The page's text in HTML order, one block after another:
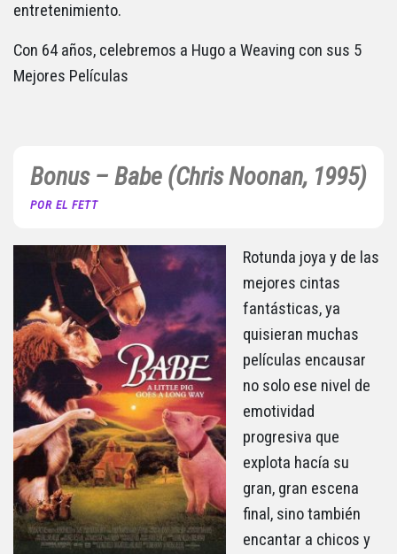
entretenimiento.
Con 64 años, celebremos a Hugo a Weaving con sus 5
Mejores Películas
Bonus – Babe (Chris Noonan, 1995)
POR EL FETT
Rotunda joya y de las
mejores cintas
fantásticas, ya
quisieran muchas
películas encausar
no solo ese nivel de
emotividad
progresiva que
explota hacía su
gran, gran escena
final, sino también
encantar a chicos y